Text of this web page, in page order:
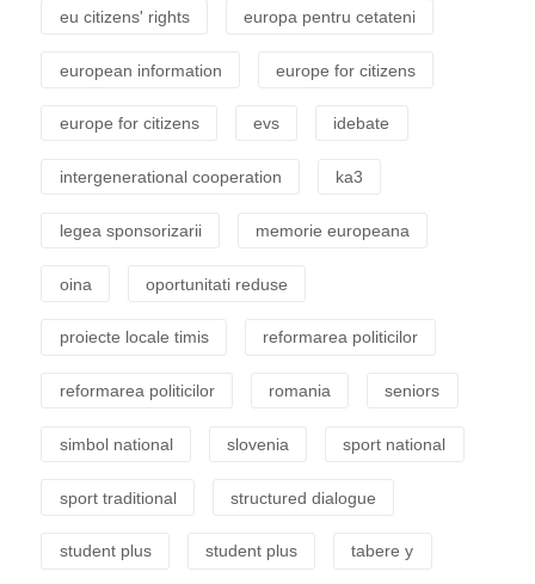
eu citizens' rights europa pentru cetateni
european information europe for citizens
europe for citizens evs idebate
intergenerational cooperation ka3
legea sponsorizarii memorie europeana
oina oportunitati reduse
proiecte locale timis reformarea politicilor
reformarea politicilor romania seniors
simbol national slovenia sport national
sport traditional structured dialogue
student plus student plus tabere y